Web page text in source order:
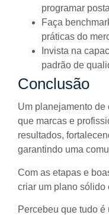
programar
Faça
práticas do
Invista na
padrão de
Conclusão
Um planejamento
que marcas e
resultados,
garantindo uma
Com as etapas e
criar um plano sólido
Percebeu que tudo